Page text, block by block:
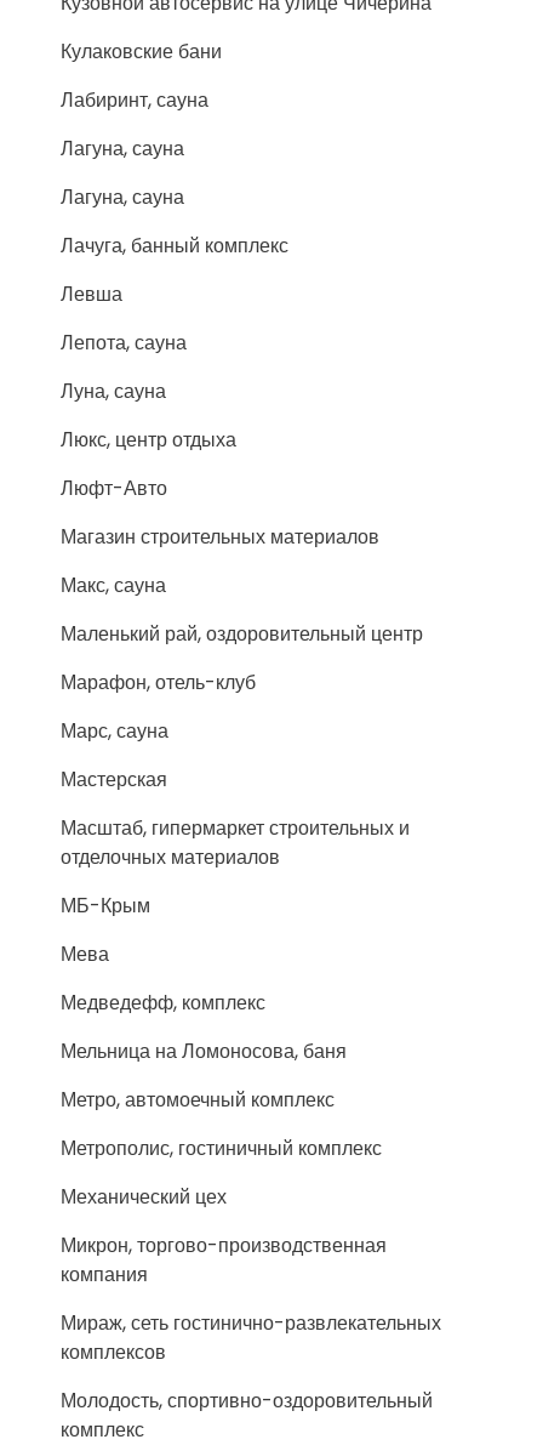
Кулаковские бани
Лабиринт, сауна
Лагуна, сауна
Лагуна, сауна
Лачуга, банный комплекс
Левша
Лепота, сауна
Луна, сауна
Люкс, центр отдыха
Люфт-Авто
Магазин строительных материалов
Макс, сауна
Маленький рай, оздоровительный центр
Марафон, отель-клуб
Марс, сауна
Мастерская
Масштаб, гипермаркет строительных и
отделочных материалов
МБ-Крым
Мева
Медведефф, комплекс
Мельница на Ломоносова, баня
Метро, автомоечный комплекс
Метрополис, гостиничный комплекс
Механический цех
Микрон, торгово-производственная
компания
Мираж, сеть гостинично-развлекательных
комплексов
Молодость, спортивно-оздоровительный
комплекс